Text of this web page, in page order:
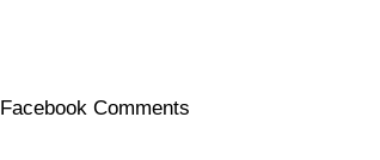
Facebook Comments